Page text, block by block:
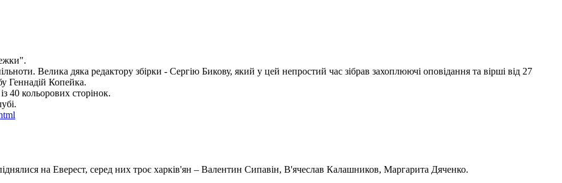
Велика дяка редактору збірки - Сергію Бикову, який у цей непростий час зібрав захоплюючі оповідання та вірші від 27
Геннадій Копейка.
40 кольорових сторінок.
на Еверест, серед них троє харків'ян – Валентин Сипавін, В'ячеслав Калашников, Маргарита Дяченко.